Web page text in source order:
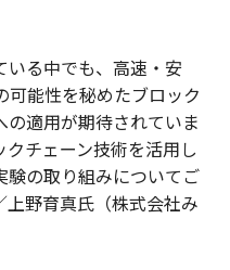
いる中でも、高速・安
能性を秘めたブロック
適用が期待されていま
チェーン技術を活用し
験の取り組みについてご
野育真氏（株式会社み